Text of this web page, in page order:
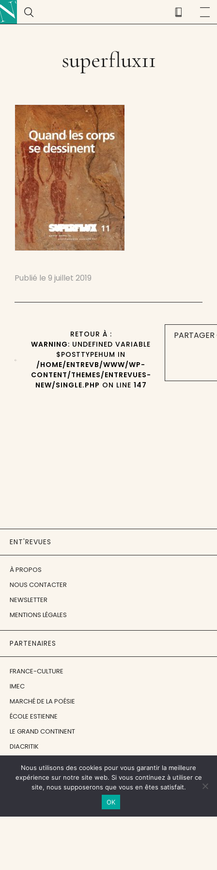
superflux11
Publié le 9 juillet 2019
RETOUR À :
WARNING: UNDEFINED VARIABLE
$POSTTYPEHUM IN
/HOME/ENTREVB/WWW/WP-
CONTENT/THEMES/ENTREVUES-
NEW/SINGLE.PHP ON LINE 147
ENT'REVUES
À PROPOS
NOUS CONTACTER
NEWSLETTER
MENTIONS LÉGALES
PARTENAIRES
FRANCE-CULTURE
IMEC
MARCHÉ DE LA POÉSIE
ÉCOLE ESTIENNE
LE GRAND CONTINENT
DIACRITIK
NOS SOUTIENS
CENTRE NATIONAL DU LIVRE
Nous utilisons des cookies pour vous garantir la meilleure
expérience sur notre site web. Si vous continuez à utiliser ce
site, nous supposerons que vous en êtes satisfait.
OK